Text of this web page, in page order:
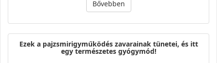
Bővebben
Ezek a pajzsmirigyműködés zavarainak tünetei, és itt
egy természetes gyógymód!